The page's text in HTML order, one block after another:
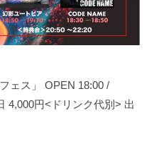
ェス」 OPEN 18:00 /
4,000円<ドリンク代別> 出